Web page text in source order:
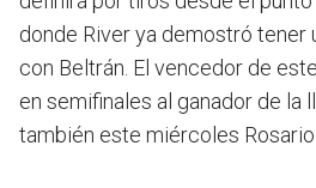
donde River ya demostró tener
con Beltrán. El vencedor de
en semifinales al ganador de la
también este miércoles Rosario